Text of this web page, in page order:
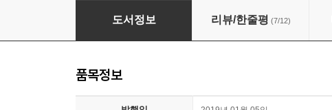
운 좋게 살아남았다, 나는
도서정보 리뷰/한줄평 (7/12)
품목정보